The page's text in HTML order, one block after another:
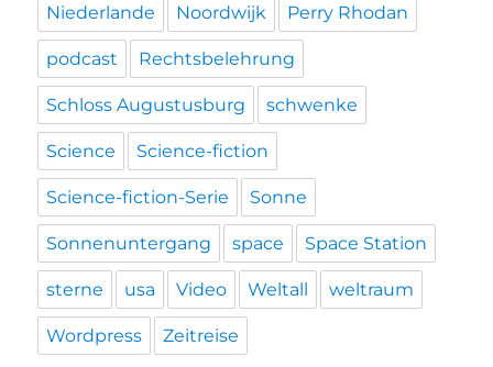
Niederlande Noordwijk Perry Rhodan
podcast Rechtsbelehrung
Schloss Augustusburg schwenke
Science Science-fiction
Science-fiction-Serie Sonne
Sonnenuntergang space Space Station
sterne usa Video Weltall weltraum
Wordpress Zeitreise